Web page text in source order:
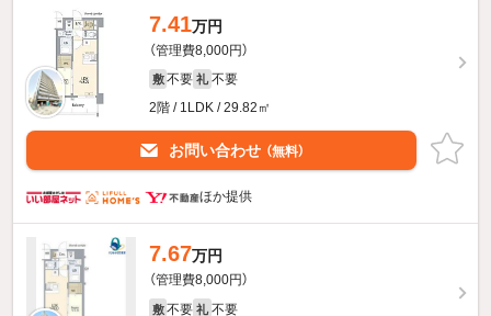
7.41万円
（管理費8,000円）
敷 不要 礼 不要
2階 / 1LDK / 29.82㎡
お問い合わせ （無料）
ほか提供
7.67万円
（管理費8,000円）
敷 不要 礼 不要